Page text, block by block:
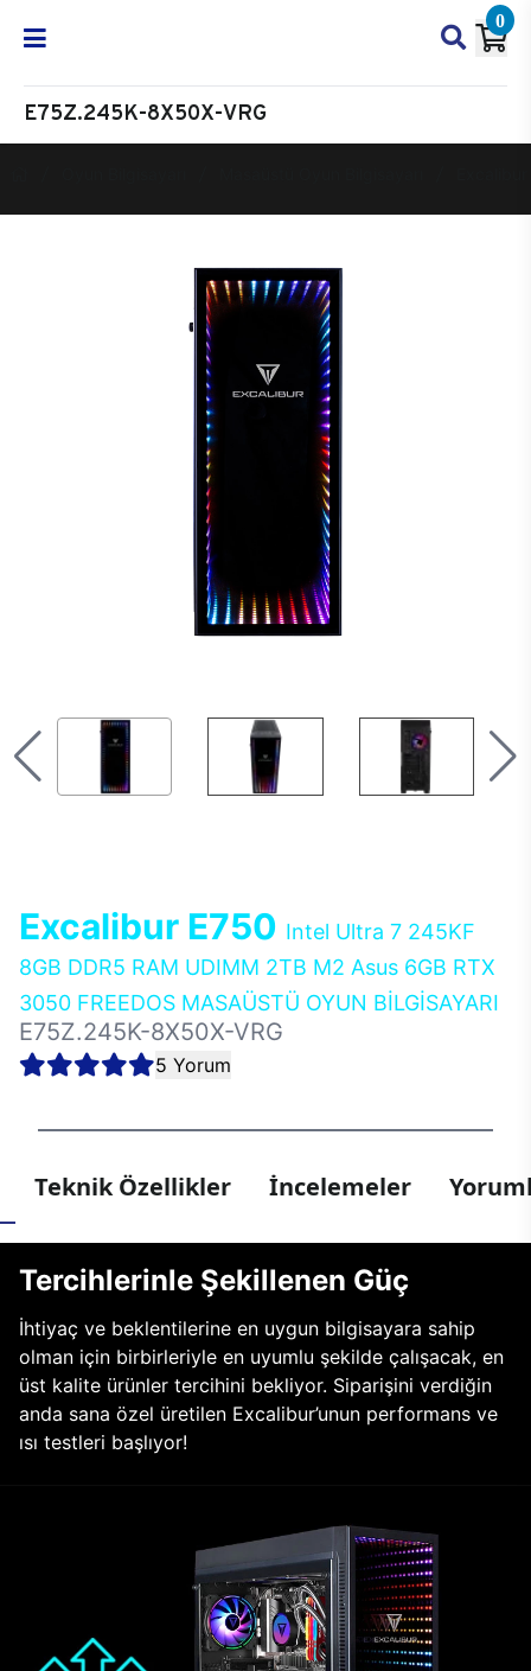
0
E75Z.245K-8X50X-VRG
Excalibur E750 Intel Ultra 7 245KF
8GB DDR5 RAM UDIMM 2TB M2 Asus 6GB RTX
3050 FREEDOS MASAÜSTÜ OYUN BİLGİSAYARI
E75Z.245K-8X50X-VRG
5 Yorum
Teknik Özellikler İncelemeler
Tercihlerinle Şekillenen Güç
İhtiyaç ve beklentilerine en uygun bilgisayara sahip
olman için birbirleriyle en uyumlu şekilde çalışacak, en
üst kalite ürünler tercihini bekliyor. Siparişini verdiğin
anda sana özel üretilen Excalibur’unun performans ve
ısı testleri başlıyor!